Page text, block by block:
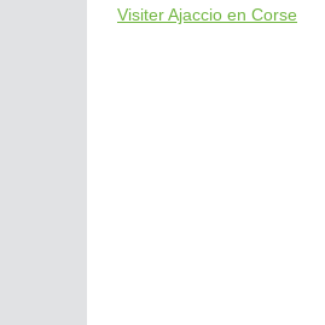
Visiter Ajaccio en Corse